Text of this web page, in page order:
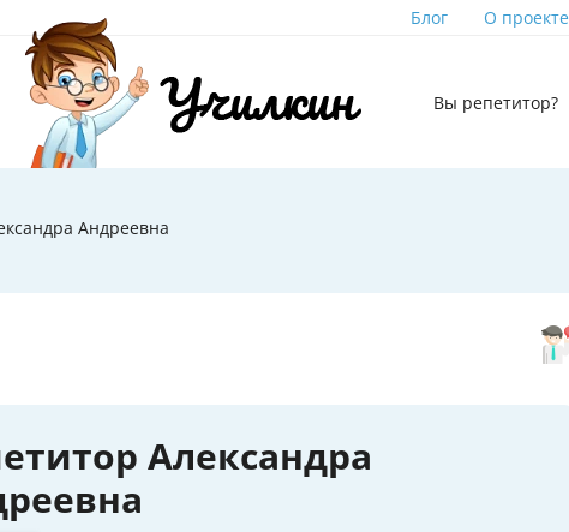
Блог О проекте
Вы репетитор?
Андреевна
Александра